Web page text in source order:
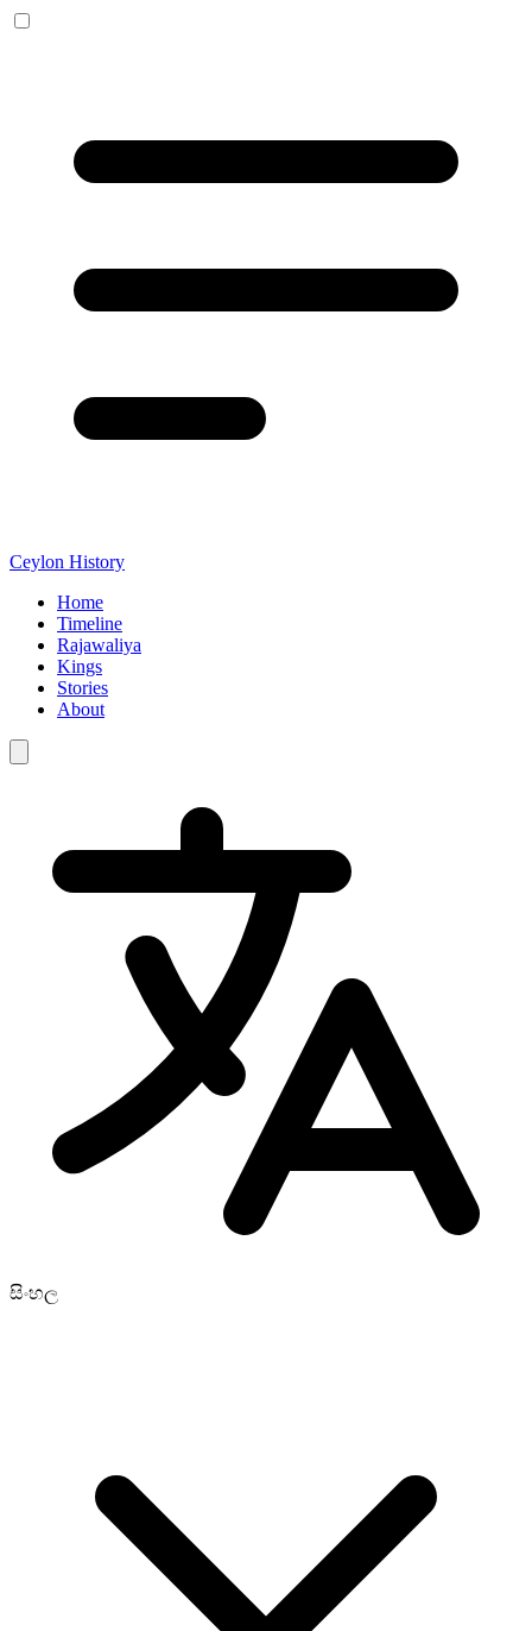
Ceylon History
Home
Timeline
Rajawaliya
Kings
Stories
About
සිංහල